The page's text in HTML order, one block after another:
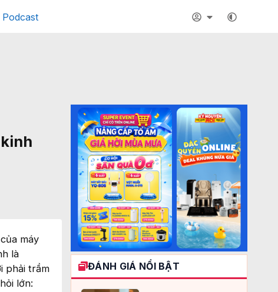
Podcast
máy
là
phải trầm
lớn:
ĐÁNH GIÁ NỔI BẬT